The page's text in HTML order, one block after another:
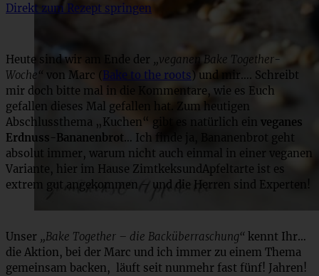
Direkt zum Rezept springen
Heute sind wir am Ende der „veganen Bake Together-
Woche“ von Marc (Bake to the roots) und mir…. Schreibt
mir doch bitte mal in die Kommentare, wie es Euch
gefallen dieses Mal gefallen hat. Zum heutigen
Abschlussthema „Kuchen“ gibt es natürlich ein veganes
Erdnuss-Bananenbrot… Ich finde ja, Bananenbrot geht
absolut immer, warum nicht auch einmal in einer veganen
Variante, hier im Hause ZimtkeksundApfeltarte ist es
extrem gut angekommen – und die Herren sind Experten!
Unser „Bake Together – die Backüberraschung“ kennt Ihr…
die Aktion, bei der Marc und ich immer zu einem Thema
gemeinsam backen, läuft seit nunmehr fast fünf! Jahren!